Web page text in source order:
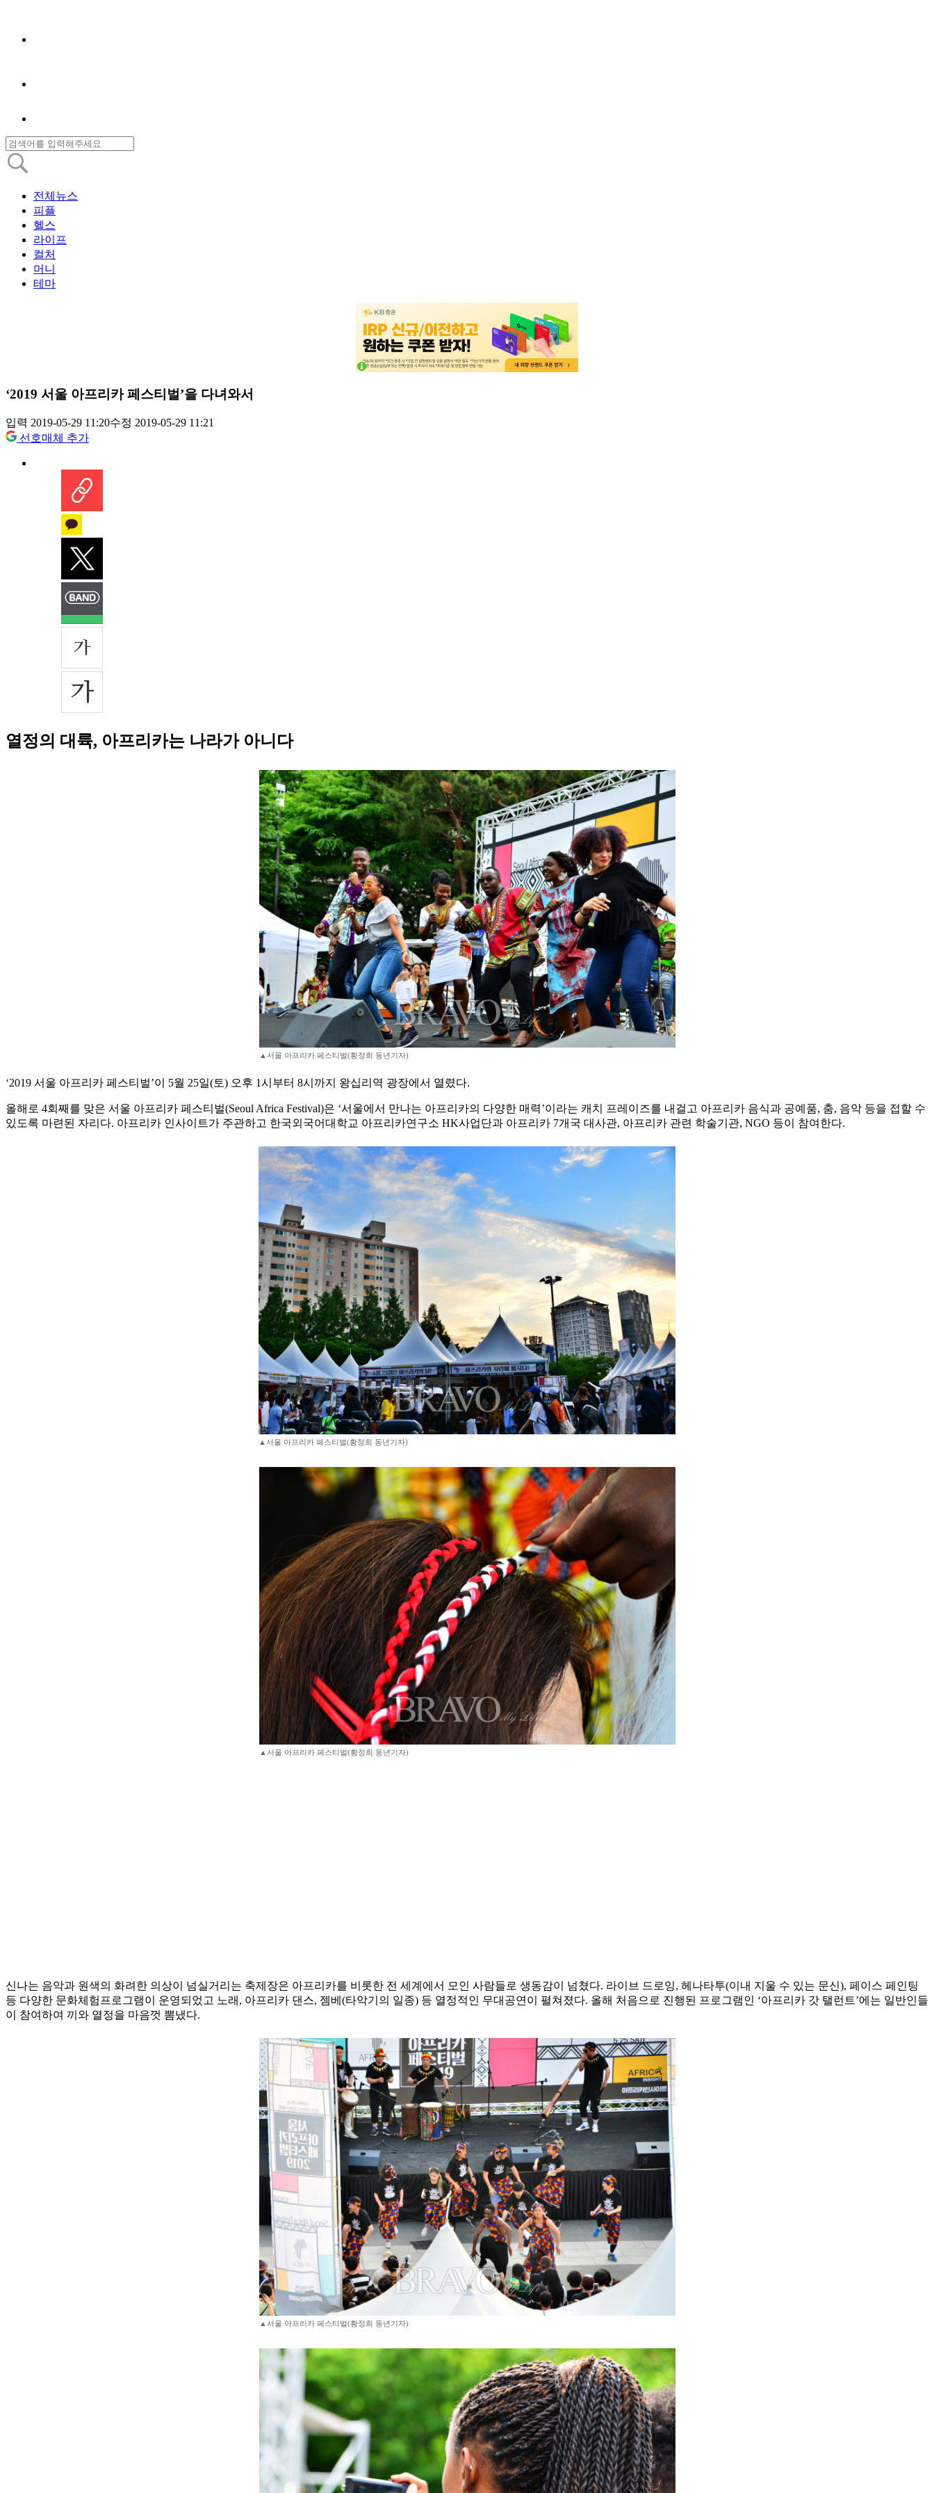
전체뉴스
피플
헬스
라이프
컬처
머니
테마
‘2019 서울 아프리카 페스티벌’을 다녀와서
입력 2019-05-29 11:20수정 2019-05-29 11:21
선호매체 추가
열정의 대륙, 아프리카는 나라가 아니다
▲서울 아프리카 페스티벌(황정희 동년기자)
‘2019 서울 아프리카 페스티벌’이 5월 25일(토) 오후 1시부터 8시까지 왕십리역 광장에서 열렸다.
올해로 4회째를 맞은 서울 아프리카 페스티벌(Seoul Africa Festival)은 ‘서울에서 만나는 아프리카의 다양한 매력’이라는 캐치 프레이즈를 내걸고 아프리카 음식과 공예품, 춤, 음악 등을 접할 수
있도록 마련된 자리다. 아프리카 인사이트가 주관하고 한국외국어대학교 아프리카연구소 HK사업단과 아프리카 7개국 대사관, 아프리카 관련 학술기관, NGO 등이 참여한다.
▲서울 아프리카 페스티벌(황정희 동년기자)
▲서울 아프리카 페스티벌(황정희 동년기자)
신나는 음악과 원색의 화려한 의상이 넘실거리는 축제장은 아프리카를 비롯한 전 세계에서 모인 사람들로 생동감이 넘쳤다. 라이브 드로잉, 헤나타투(이내 지울 수 있는 문신), 페이스 페인팅
등 다양한 문화체험프로그램이 운영되었고 노래, 아프리카 댄스, 젬베(타악기의 일종) 등 열정적인 무대공연이 펼쳐졌다. 올해 처음으로 진행된 프로그램인 ‘아프리카 갓 탤런트’에는 일반인들
이 참여하여 끼와 열정을 마음껏 뽐냈다.
▲서울 아프리카 페스티벌(황정희 동년기자)